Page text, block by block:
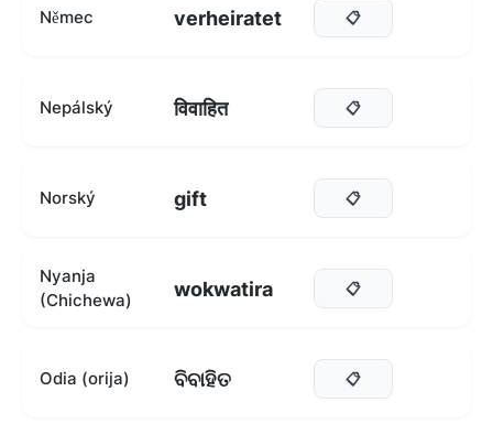
Němec verheiratet 📋
Nepálský विवाहित 📋
Norský gift 📋
Nyanja
(Chichewa)
wokwatira 📋
Odia (orija) ବିବାହିତ 📋